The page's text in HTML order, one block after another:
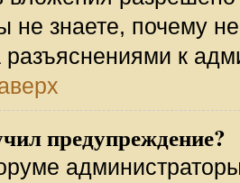
не знаете, почему
разъяснениями к
предупреждение?